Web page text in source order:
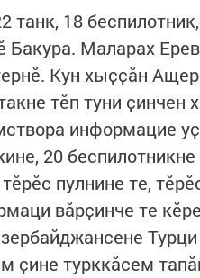
танк, 18
Бакура. Маларах
Кун хыҫҫӑн
тӗп туни ҫинчен
информацие
20
пулнине те,
вӑрҫинче те
ҫине турккӑсем